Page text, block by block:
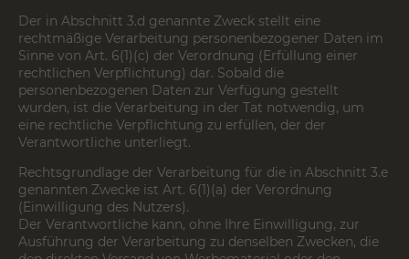
Der in Abschnitt 3.d genannte Zweck stellt eine
rechtmäßige Verarbeitung personenbezogener Daten im
Sinne von Art. 6(1)(c) der Verordnung (Erfüllung einer
rechtlichen Verpflichtung) dar. Sobald die
personenbezogenen Daten zur Verfügung gestellt
wurden, ist die Verarbeitung in der Tat notwendig, um
eine rechtliche Verpflichtung zu erfüllen, der der
Verantwortliche unterliegt.
Rechtsgrundlage der Verarbeitung für die in Abschnitt 3.e
genannten Zwecke ist Art. 6(1)(a) der Verordnung
(Einwilligung des Nutzers).
Der Verantwortliche kann, ohne Ihre Einwilligung, zur
Ausführung der Verarbeitung zu denselben Zwecken, die